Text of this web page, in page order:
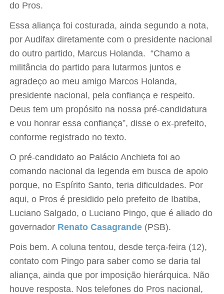
do Pros.
Essa aliança foi costurada, ainda segundo a nota,
por Audifax diretamente com o presidente nacional
do outro partido, Marcus Holanda. “Chamo a
militância do partido para lutarmos juntos e
agradeço ao meu amigo Marcos Holanda,
presidente nacional, pela confiança e respeito.
Deus tem um propósito na nossa pré-candidatura
e vou honrar essa confiança”, disse o ex-prefeito,
conforme registrado no texto.
O pré-candidato ao Palácio Anchieta foi ao
comando nacional da legenda em busca de apoio
porque, no Espírito Santo, teria dificuldades. Por
aqui, o Pros é presidido pelo prefeito de Ibatiba,
Luciano Salgado, o Luciano Pingo, que é aliado do
governador Renato Casagrande (PSB).
Pois bem. A coluna tentou, desde terça-feira (12),
contato com Pingo para saber como se daria tal
aliança, ainda que por imposição hierárquica. Não
houve resposta. Nos telefones do Pros nacional,